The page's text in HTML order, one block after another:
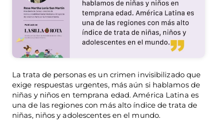
La trata de personas es un crimen invisibilizado que
exige respuestas urgentes, más aún si hablamos de
niñas y niños en temprana edad. América Latina es
una de las regiones con más alto índice de trata de
niñas, niños y adolescentes en el mundo.